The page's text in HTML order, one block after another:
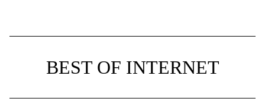
BEST OF INTERNET